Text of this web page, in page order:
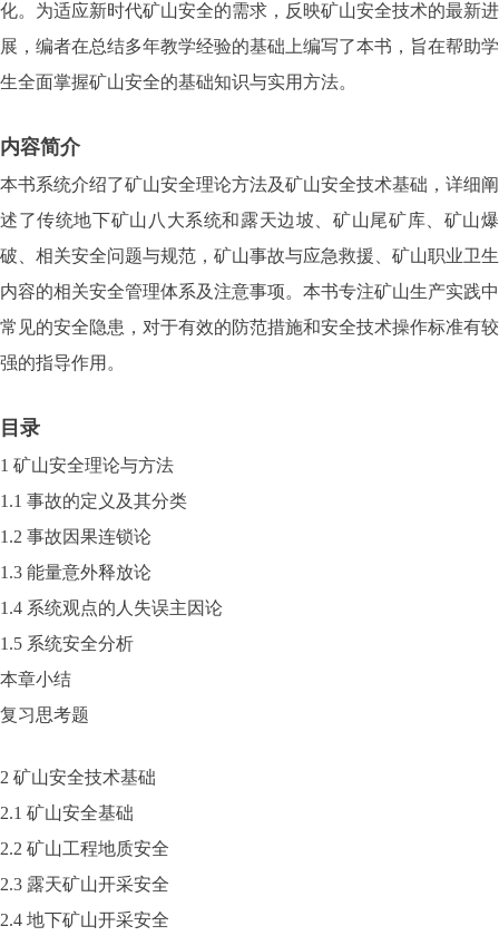
化。为适应新时代矿山安全的需求，反映矿山安全技术的最新进
展，编者在总结多年教学经验的基础上编写了本书，旨在帮助学
生全面掌握矿山安全的基础知识与实用方法。
内容简介
本书系统介绍了矿山安全理论方法及矿山安全技术基础，详细阐
述了传统地下矿山八大系统和露天边坡、矿山尾矿库、矿山爆
破、相关安全问题与规范，矿山事故与应急救援、矿山职业卫生
内容的相关安全管理体系及注意事项。本书专注矿山生产实践中
常见的安全隐患，对于有效的防范措施和安全技术操作标准有较
强的指导作用。
目录
1 矿山安全理论与方法
1.1 事故的定义及其分类
1.2 事故因果连锁论
1.3 能量意外释放论
1.4 系统观点的人失误主因论
1.5 系统安全分析
本章小结
复习思考题
2 矿山安全技术基础
2.1 矿山安全基础
2.2 矿山工程地质安全
2.3 露天矿山开采安全
2.4 地下矿山开采安全